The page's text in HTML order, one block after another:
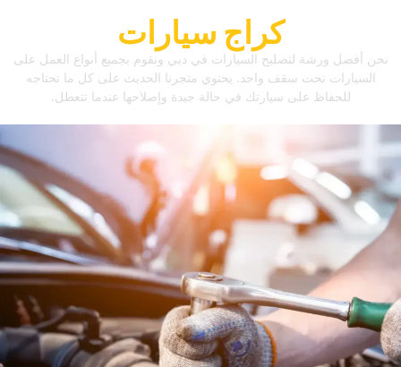
‏كراج سيارات‏
‏نحن أفضل ورشة لتصليح السيارات في دبي ونقوم بجميع أنواع العمل على
السيارات تحت سقف واحد.‏ ‏يحتوي متجرنا الحديث على كل ما تحتاجه
للحفاظ على سيارتك في حالة جيدة وإصلاحها عندما تتعطل.‏